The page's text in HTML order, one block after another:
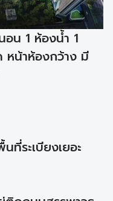
อน 1 ห้องน้ำ 1
หน้าห้องกว้าง มี
ระเบียงเยอะ